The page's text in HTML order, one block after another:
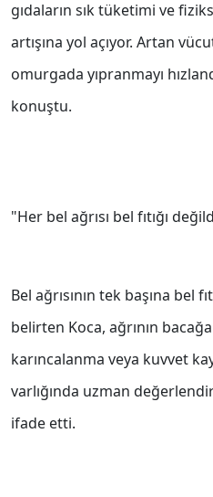
gıdaların sık tüketimi ve
artışına yol açıyor. Artan
omurgada yıpranmayı
konuştu.
"Her bel ağrısı bel fıtığı
Bel ağrısının tek başına bel
belirten Koca, ağrının
karıncalanma veya kuvvet
varlığında uzman
ifade etti.